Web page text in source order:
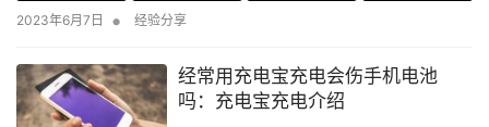
2023年6月7日 • 经验分享
经常用充电宝充电会伤手机电池
吗：充电宝充电介绍